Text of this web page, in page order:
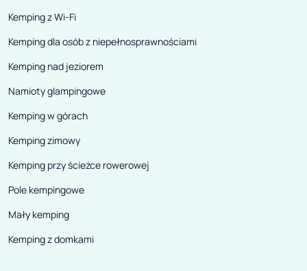
Kemping z Wi-Fi
Kemping dla osób z niepełnosprawnościami
Kemping nad jeziorem
Namioty glampingowe
Kemping w górach
Kemping zimowy
Kemping przy ścieżce rowerowej
Pole kempingowe
Mały kemping
Kemping z domkami